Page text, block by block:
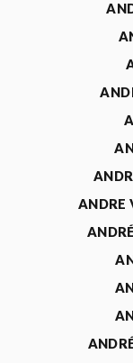
ANDRE